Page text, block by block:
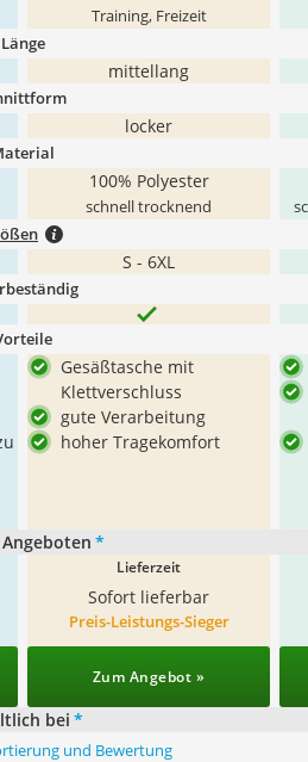
Training, Freizeit
Länge
mittellang
locker
100% Polyester
schnell trocknend
S - 6XL
Gesäßtasche mit
Klettverschluss
gute Verarbeitung
hoher Tragekomfort
*
Lieferzeit
Sofort lieferbar
Preis-Leistungs-Sieger
Zum Angebot »
bei *
und Bewertung